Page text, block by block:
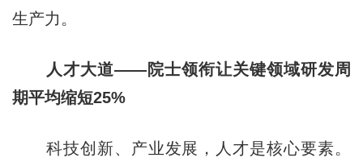
生产力。
人才大道——院士领衔让关键领域研发周
期平均缩短25%
科技创新、产业发展，人才是核心要素。